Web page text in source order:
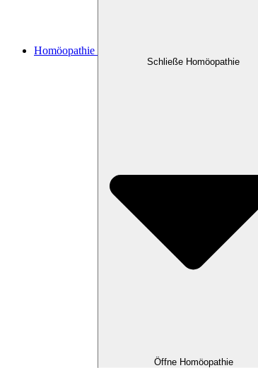
Homöopathie
Schließe Homöopathie
Öffne Homöopathie